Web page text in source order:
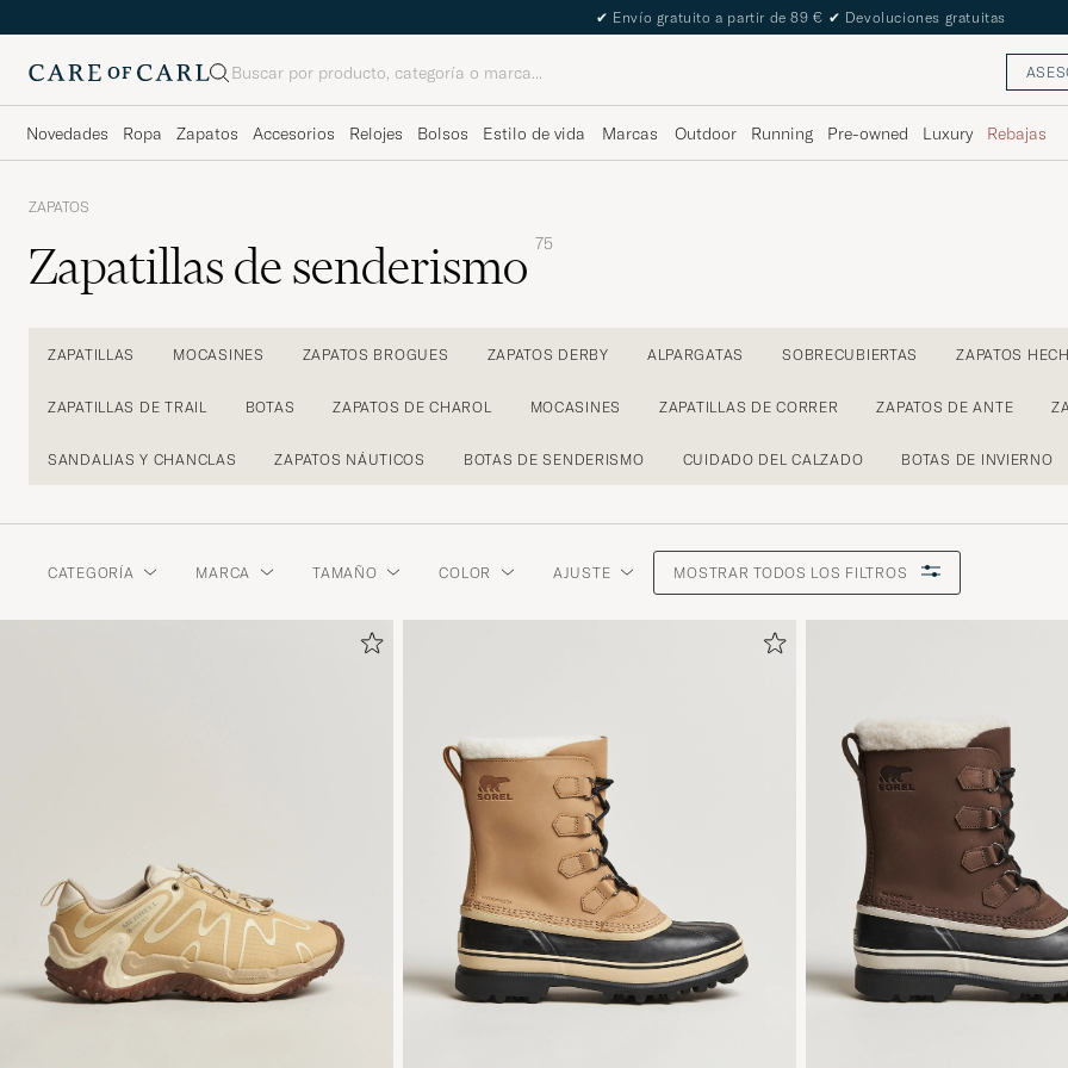
✔ Envío gratuito a partir de 89 € ✔ Devoluciones gratuitas
Buscar
Novedades Ropa Zapatos Accesorios Relojes Bolsos Estilo de vida Marcas Outdoor Running Pre-owned Luxury Rebajas
ZAPATOS
Zapatillas de senderismo 75
ZAPATILLAS MOCASINES ZAPATOS BROGUES ZAPATOS DERBY ALPARGATAS SOBRECUBIERTAS ZAPATOS
ZAPATILLAS DE TRAIL BOTAS ZAPATOS DE CHAROL MOCASINES ZAPATILLAS DE CORRER ZAPATOS DE ANTE
SANDALIAS Y CHANCLAS ZAPATOS NÁUTICOS BOTAS DE SENDERISMO CUIDADO DEL CALZADO BOTAS DE INVIERNO
CATEGORÍA MARCA TAMAÑO COLOR AJUSTE MOSTRAR TODOS LOS FILTROS